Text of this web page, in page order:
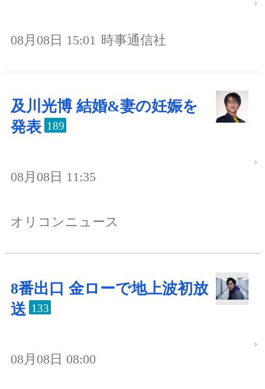
08月08日 15:01 時事通信社
及川光博 結婚&妻の妊娠を
発表 189
08月08日 11:35
オリコンニュース
8番出口 金ローで地上波初放
送 133
08月08日 08:00